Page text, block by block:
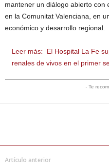
mantener un diálogo abierto con
en la Comunitat Valenciana, en
económico y desarrollo regional.
Leer más:
El Hospital La Fe
renales de vivos en el primer
- Te
Artículo anterior